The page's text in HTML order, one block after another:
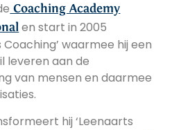
Coaching Academy
en start in 2005
Coaching’ waarmee hij een
leveren aan de
van mensen en daarmee
hij ‘Leenaarts